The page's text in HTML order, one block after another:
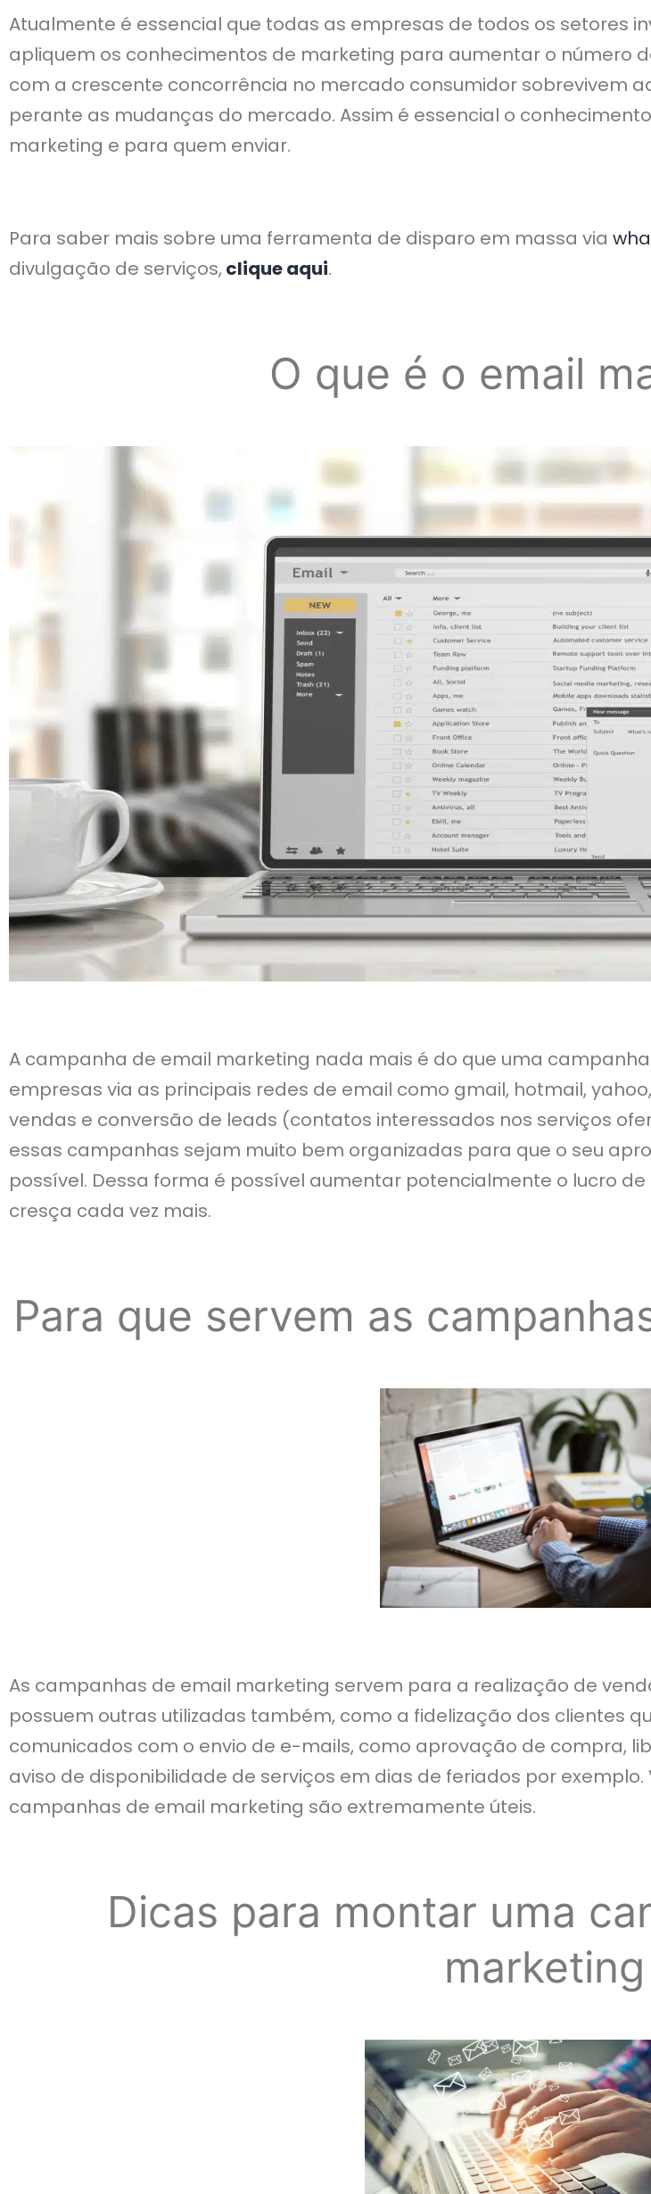
Atualmente é essencial que todas as empresas de todos os setores
apliquem os conhecimentos de marketing para aumentar o número
com a crescente concorrência no mercado consumidor sobrevivem
perante as mudanças do mercado. Assim é essencial o
marketing e para quem enviar.
Para saber mais sobre uma ferramenta de disparo em massa via
divulgação de serviços, clique aqui.
O que é o email
A campanha de email marketing nada mais é do que uma
empresas via as principais redes de email como gmail, hotmail,
vendas e conversão de leads (contatos interessados nos serviços
essas campanhas sejam muito bem organizadas para que o seu
possível. Dessa forma é possível aumentar potencialmente o lucro
cresça cada vez mais.
Para que servem as
As campanhas de email marketing servem para a realização de
possuem outras utilizadas também, como a fidelização dos clientes
comunicados com o envio de e-mails, como aprovação de compra,
aviso de disponibilidade de serviços em dias de feriados por
campanhas de email marketing são extremamente úteis.
Dicas para montar uma
marketing